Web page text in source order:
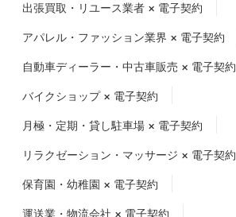
出張買取・リユース業者 × 電子契約
アパレル・ファッション業界 × 電子契約
自動車ディーラー・中古車販売 × 電子契約
バイクショップ × 電子契約
月極・定期・貸し駐車場 × 電子契約
リラクゼーション・マッサージ × 電子契約
保育園・幼稚園 × 電子契約
運送業・物流会社 × 電子契約